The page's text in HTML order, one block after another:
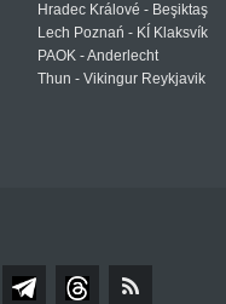
Hradec Králové - Beşiktaş
Lech Poznań - KÍ Klaksvík
PAOK - Anderlecht
Thun - Vikingur Reykjavik